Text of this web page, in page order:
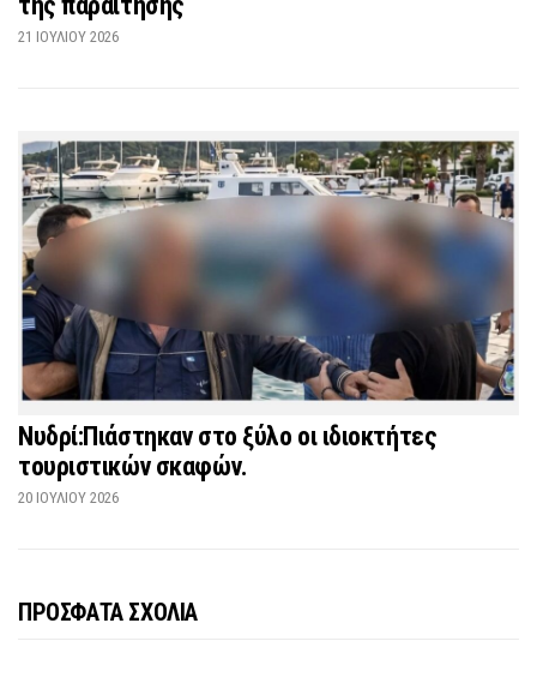
21 ΙΟΥΛΊΟΥ 2026
Νυδρί:Πιάστηκαν στο ξύλο οι ιδιοκτήτες
τουριστικών σκαφών.
20 ΙΟΥΛΊΟΥ 2026
ΠΡΟΣΦΑΤΑ ΣΧΟΛΙΑ